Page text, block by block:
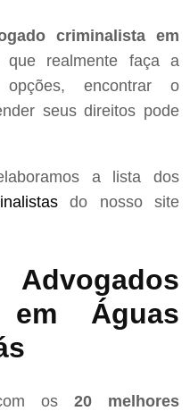
criminalista em
realmente faça a
encontrar o
seus direitos pode
a lista dos
do nosso site
em Águas
os 20 melhores